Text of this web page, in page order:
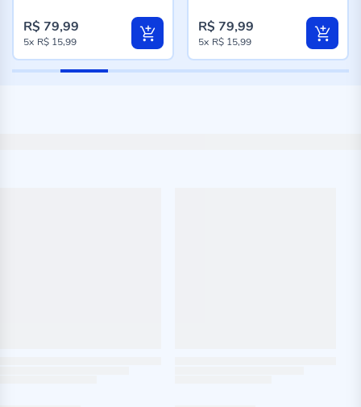
R$ 79,99
5x R$ 15,99
R$ 79,99
5x R$ 15,99